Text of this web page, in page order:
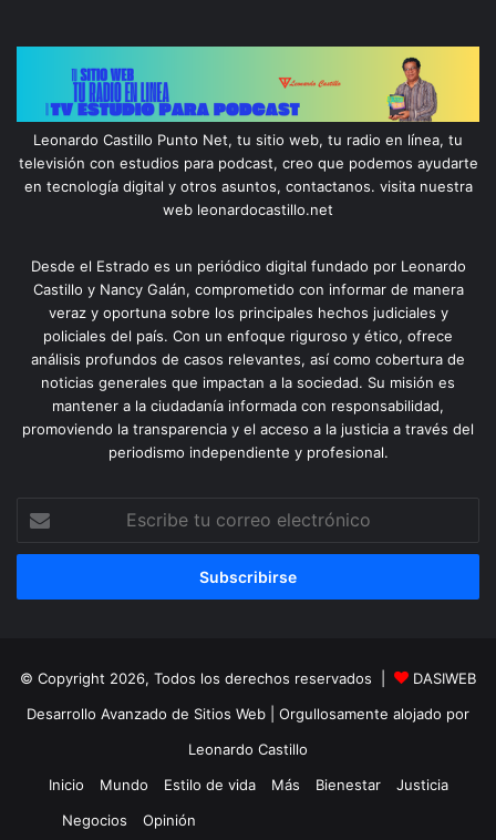
Leonardo Castillo Punto Net, tu sitio web, tu radio en línea, tu
televisión con estudios para podcast, creo que podemos ayudarte
en tecnología digital y otros asuntos, contactanos. visita nuestra
web leonardocastillo.net
Desde el Estrado es un periódico digital fundado por Leonardo
Castillo y Nancy Galán, comprometido con informar de manera
veraz y oportuna sobre los principales hechos judiciales y
policiales del país. Con un enfoque riguroso y ético, ofrece
análisis profundos de casos relevantes, así como cobertura de
noticias generales que impactan a la sociedad. Su misión es
mantener a la ciudadanía informada con responsabilidad,
promoviendo la transparencia y el acceso a la justicia a través del
periodismo independiente y profesional.
correo
© Copyright 2026, Todos los derechos reservados |
DASIWEB
Desarrollo Avanzado de Sitios Web | Orgullosamente alojado por
Leonardo Castillo
Inicio
Mundo Estilo de vida Más Bienestar
Justicia
Negocios
Opinión